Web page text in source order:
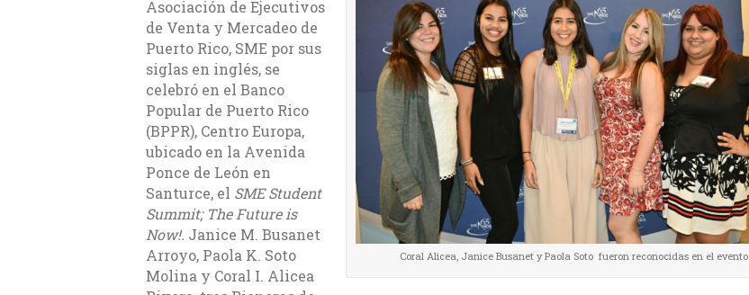
Coral Alicea, Janice Busanet y Paola Soto fueron reconocidas en el evento.
Asociación de Ejecutivos
de Venta y Mercadeo de
Puerto Rico, SME por sus
siglas en inglés, se
celebró en el Banco
Popular de Puerto Rico
(BPPR), Centro Europa,
ubicado en la Avenida
Ponce de León en
Santurce, el SME Student
Summit; The Future is
Now!. Janice M. Busanet
Arroyo, Paola K. Soto
Molina y Coral I. Alicea